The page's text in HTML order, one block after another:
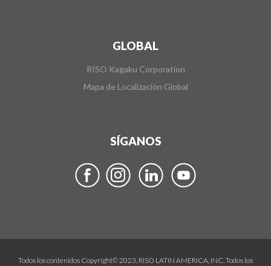
GLOBAL
RISO Kagaku Corporation
Mapa de Localización Global
SÍGANOS
Todos los contenidos Copyright© 2023, RISO LATIN AMERICA, INC. Todos los